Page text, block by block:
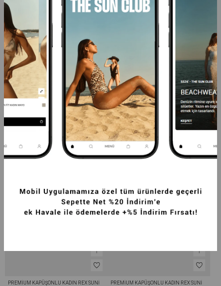
PREMIUM UZUN TÜYLÜ KADIN REX SUNI
KÜRK KABAN PUDRA
16.249,99TL 12.999,99TL
SEPETTE %20 İNDİRİM
+5
PREMIUM KAPÜŞONLU KADIN REX SUNI
KÜRK CEKET SIYAH
11.249,99TL 8.999,99TL
SEPETTE %20 İNDİRİM
+3
PREMIUM KAPÜŞONLU KADIN REX SUNI
PREMIUM KAPÜŞONLU KADIN REX SUNI